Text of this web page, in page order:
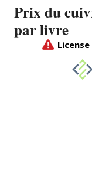
Prix du
par livre